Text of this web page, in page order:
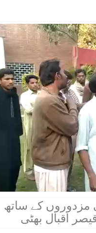
کے ساتھ
اقبال بھٹی